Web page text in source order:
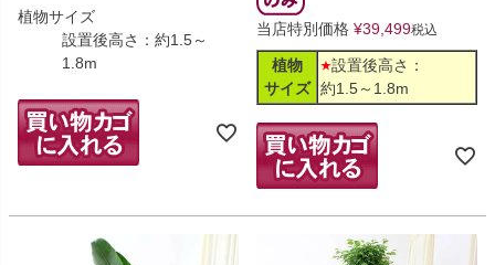
植物サイズ
設置後高さ：約1.5～
1.8m
当店特別価格 ¥39,499税込
植物
サイズ
設置後高さ：
約1.5～1.8m